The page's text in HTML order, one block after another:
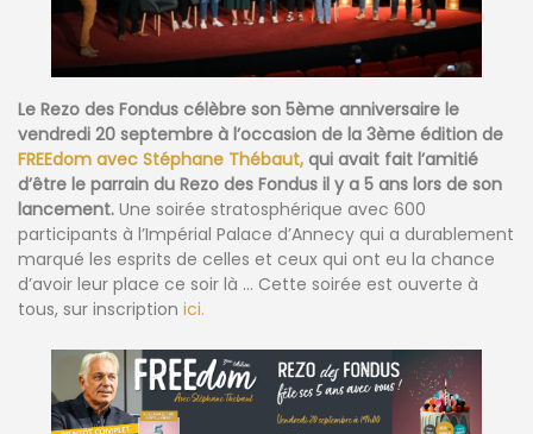
Le Rezo des Fondus célèbre son 5ème anniversaire le
vendredi 20 septembre à l’occasion de la 3ème édition de
FREEdom avec Stéphane Thébaut, qui avait fait l’amitié
d’être le parrain du Rezo des Fondus il y a 5 ans lors de son
lancement. Une soirée stratosphérique avec 600
participants à l’Impérial Palace d’Annecy qui a durablement
marqué les esprits de celles et ceux qui ont eu la chance
d’avoir leur place ce soir là … Cette soirée est ouverte à
tous, sur inscription ici.